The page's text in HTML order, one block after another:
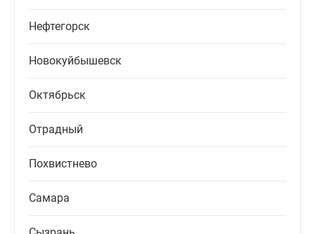
Нефтегорск
Новокуйбышевск
Октябрьск
Отрадный
Похвистнево
Самара